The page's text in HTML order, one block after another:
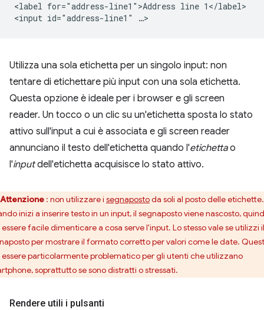
<label for="address-line1">Address line 1</label>
Utilizza una sola etichetta per un singolo input: non
tentare di etichettare più input con una sola etichetta.
Questa opzione è ideale per i browser e gli screen
reader. Un tocco o un clic su un'etichetta sposta lo stato
attivo sull'input a cui è associata e gli screen reader
annunciano il testo dell'etichetta quando l'etichettao
l'inputdell'etichetta acquisisce lo stato attivo.
Attenzione : non utilizzare i segnapostoda soli al posto delle etichette.
inizi a inserire testo in un input, il segnaposto viene nascosto,
facile dimenticare a cosa serve l'input. Lo stesso vale se utilizzi il
per mostrare il formato corretto per valori come le date.
essere particolarmente problematico per gli utenti che utilizzano
soprattutto se sono distratti o stressati.
Rendere utili i pulsanti